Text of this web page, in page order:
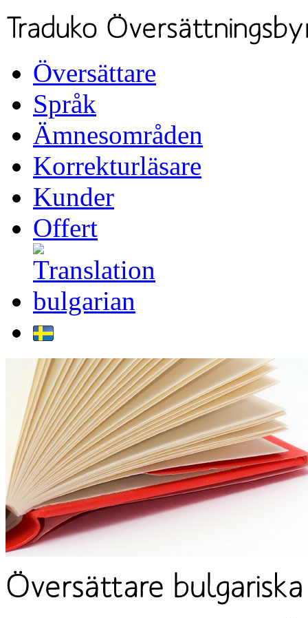
Översättare
Språk
Ämnesområden
Korrekturläsare
Kunder
Offert